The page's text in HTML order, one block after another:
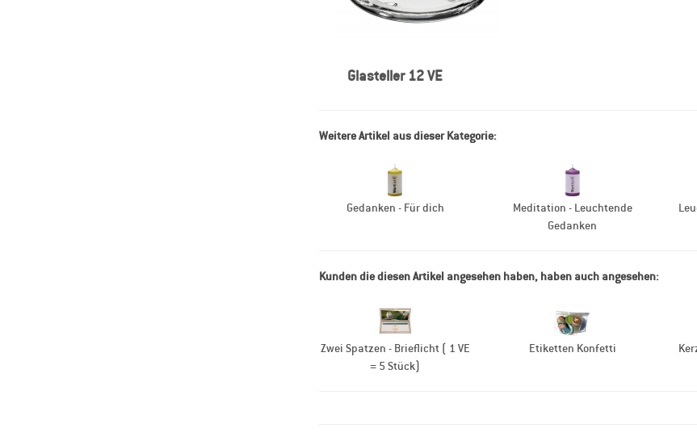
Glasteller 12 VE
Weitere Artikel aus dieser Kategorie:
Gedanken - Für dich
Meditation - Leuchtende
Gedanken
Kunden die diesen Artikel angesehen haben, haben auch angesehen:
Zwei Spatzen - Brieflicht ( 1 VE
= 5 Stück)
Etiketten Konfetti